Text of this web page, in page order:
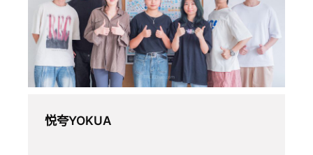
悦夸YOKUA